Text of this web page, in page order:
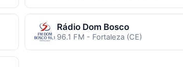
Rádio Dom Bosco
96.1 FM - Fortaleza (CE)